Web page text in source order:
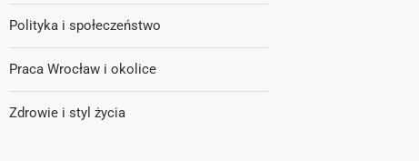
Polityka i społeczeństwo
Praca Wrocław i okolice
Zdrowie i styl życia